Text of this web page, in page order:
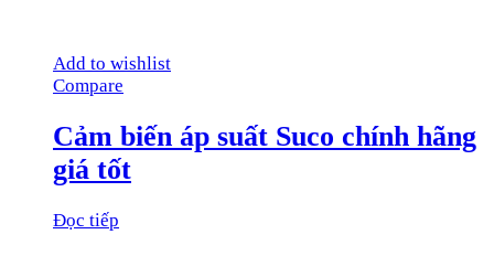
Add to wishlist
Compare
Cảm biến áp suất Suco chính hãng
giá tốt
Đọc tiếp